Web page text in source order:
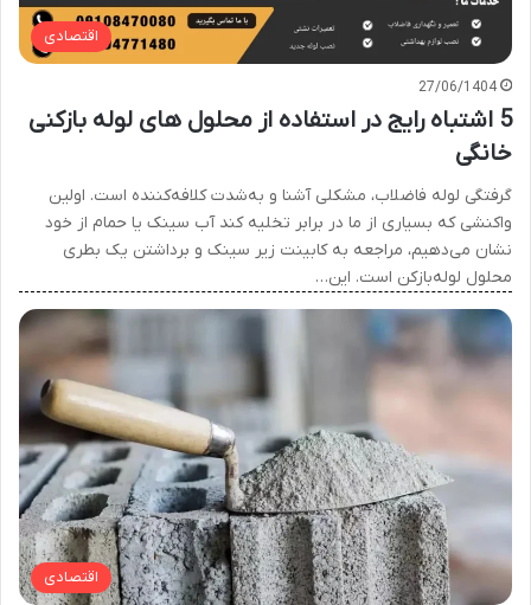
اقتصادی
27/06/1404
5 اشتباه رایج در استفاده از محلول های لوله بازکنی
خانگی
گرفتگی لوله فاضلاب، مشکلی آشنا و به‌شدت کلافه‌کننده است. اولین
واکنشی که بسیاری از ما در برابر تخلیه کند آب سینک یا حمام از خود
نشان می‌دهیم، مراجعه به کابینت زیر سینک و برداشتن یک بطری
محلول لوله‌بازکن است. این…
اقتصادی